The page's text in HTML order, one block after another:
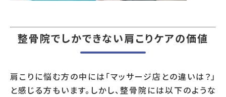
整骨院でしかできない肩こりケアの価値
肩こりに悩む方の中には「マッサージ店との違いは？」
と感じる方もいます。しかし、整骨院には以下のような